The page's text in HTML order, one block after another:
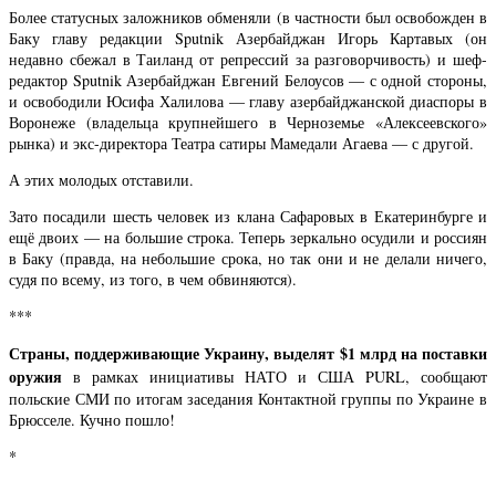
Более статусных заложников обменяли (в частности был освобожден в
Баку главу редакции Sputnik Азербайджан Игорь Картавых (он
недавно сбежал в Таиланд от репрессий за разговорчивость) и шеф-
редактор Sputnik Азербайджан Евгений Белоусов — с одной стороны,
и освободили Юсифа Халилова — главу азербайджанской диаспоры в
Воронеже (владельца крупнейшего в Черноземье «Алексеевского»
рынка) и экс-директора Театра сатиры Мамедали Агаева — с другой.
А этих молодых отставили.
Зато посадили шесть человек из клана Сафаровых в Екатеринбурге и
ещё двоих — на большие строка. Теперь зеркально осудили и россиян
в Баку (правда, на небольшие срока, но так они и не делали ничего,
судя по всему, из того, в чем обвиняются).
***
Страны, поддерживающие Украину, выделят $1 млрд на поставки
оружия в рамках инициативы НАТО и США PURL, сообщают
польские СМИ по итогам заседания Контактной группы по Украине в
Брюсселе. Кучно пошло!
*